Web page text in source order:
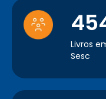
Livros
Sesc